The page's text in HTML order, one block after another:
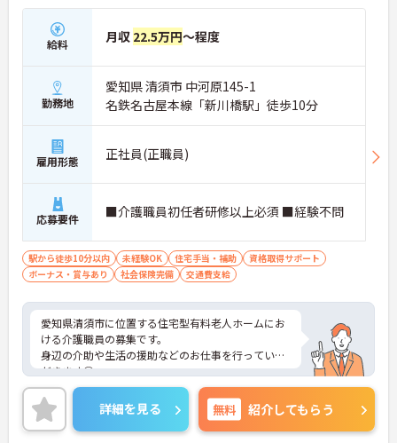
給料 月収 22.5万円～程度
勤務地
愛知県 清須市 中河原145-1
名鉄名古屋本線「新川橋駅」徒歩10分
雇用形態 正社員(正職員)
応募要件 ■介護職員初任者研修以上必須 ■経験不問
駅から徒歩10分以内 未経験OK 住宅手当・補助
資格取得サポート
ボーナス・賞与あり
社会保険完備 交通費支給
愛知県清須市に位置する住宅型有料老人ホームにお
ける介護職員の募集です。
身辺の介助や生活の援助などのお仕事を行っていた
だきます◎
日勤のみの勤務なので、メリハリのある働き方がで
きます♪
ご興味のある方には面接ポイントをお伝えしますの
で、お気軽にお問い合わせください！
詳細を見る 無料 紹介してもらう